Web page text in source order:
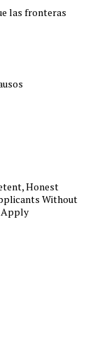
las fronteras
Honest
Without
Apply